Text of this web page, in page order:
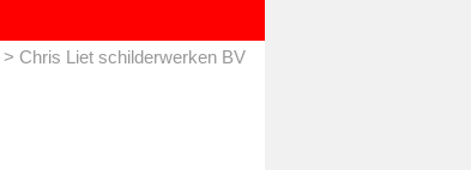
> Chris Liet schilderwerken BV